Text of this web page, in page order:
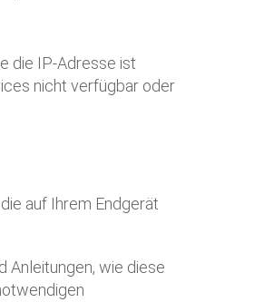
die IP-Adresse ist
nicht verfügbar oder
auf Ihrem Endgerät
Anleitungen, wie diese